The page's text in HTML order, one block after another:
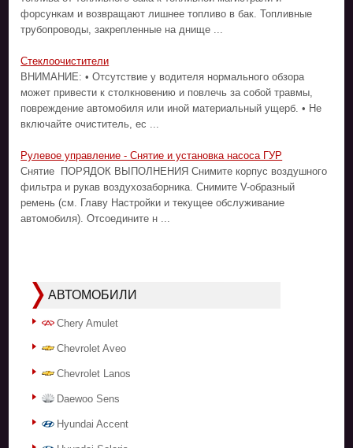
форсункам и возвращают лишнее топливо в бак. Топливные
трубопроводы, закрепленные на днище ...
Стеклоочистители
ВНИМАНИЕ: • Отсутствие у водителя нормального обзора
может привести к столкновению и повлечь за собой травмы,
повреждение автомобиля или иной материальный ущерб. • Не
включайте очиститель, ес ...
Рулевое управление - Снятие и установка насоса ГУР
Снятие ПОРЯДОК ВЫПОЛНЕНИЯ Снимите корпус воздушного
фильтра и рукав воздухозаборника. Снимите V-образный
ремень (см. Главу Настройки и текущее обслуживание
автомобиля). Отсоедините н ...
АВТОМОБИЛИ
Chery Amulet
Chevrolet Aveo
Chevrolet Lanos
Daewoo Sens
Hyundai Accent